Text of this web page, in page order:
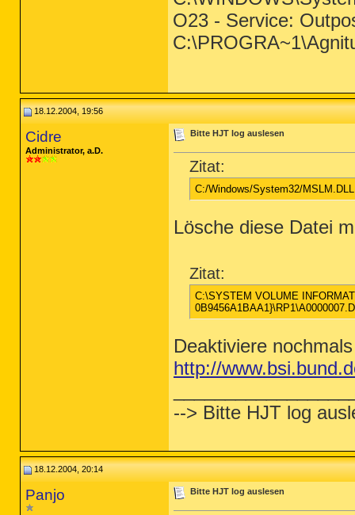
O23 - Service:
18.12.2004, 19:56
Cidre
Administrator, a.D.
Bitte HJT log auslesen
Zitat:
C:/Windows/System32/MSLM.DLL
Lösche diese Datei
Zitat:
C:\SYSTEM VOLUME
Deaktiviere
http://
--> Bitte HJT log
18.12.2004, 20:14
Panjo Bitte HJT log auslesen